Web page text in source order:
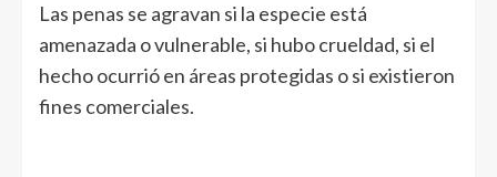
Las penas se agravan si la especie está
amenazada o vulnerable, si hubo crueldad, si el
hecho ocurrió en áreas protegidas o si existieron
fines comerciales.